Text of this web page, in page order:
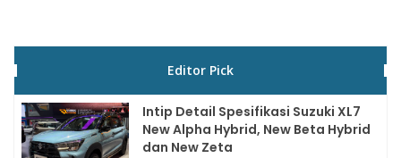
Editor Pick
Intip Detail Spesifikasi Suzuki XL7
New Alpha Hybrid, New Beta Hybrid
dan New Zeta